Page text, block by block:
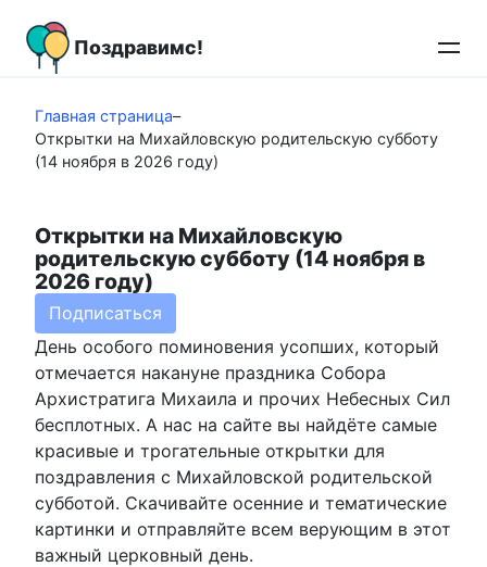
контенту
Поздравимс!
Главная страница–
Открытки на Михайловскую родительскую субботу
(14 ноября в 2026 году)
Открытки на Михайловскую
родительскую субботу (14 ноября в
2026 году)
Подписаться
День особого поминовения усопших, который
отмечается накануне праздника Собора
Архистратига Михаила и прочих Небесных Сил
бесплотных. А нас на сайте вы найдёте самые
красивые и трогательные открытки для
поздравления с Михайловской родительской
субботой. Скачивайте осенние и тематические
картинки и отправляйте всем верующим в этот
важный церковный день.